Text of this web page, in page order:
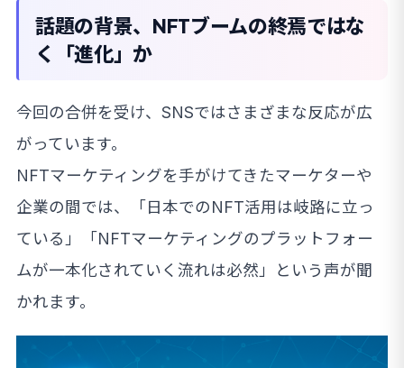
話題の背景、NFTブームの終焉ではな
く「進化」か
今回の合併を受け、SNSではさまざまな反応が広
がっています。
NFTマーケティングを手がけてきたマーケターや
企業の間では、「日本でのNFT活用は岐路に立っ
ている」「NFTマーケティングのプラットフォー
ムが一本化されていく流れは必然」という声が聞
かれます。